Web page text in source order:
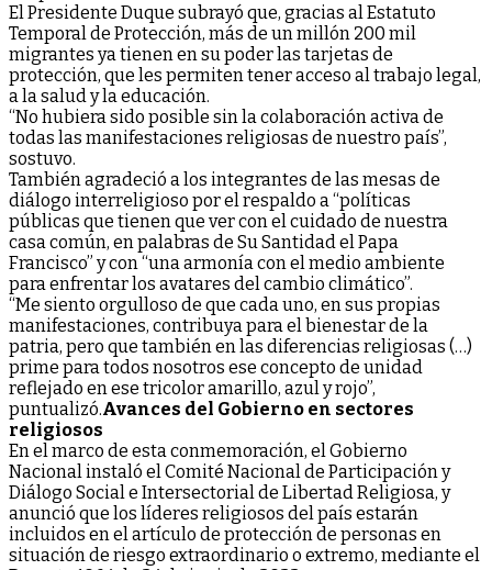
El Presidente Duque subrayó que, gracias al Estatuto
Temporal de Protección, más de un millón 200 mil
migrantes ya tienen en su poder las tarjetas de
protección, que les permiten tener acceso al trabajo legal,
a la salud y la educación.
“No hubiera sido posible sin la colaboración activa de
todas las manifestaciones religiosas de nuestro país”,
sostuvo.
También agradeció a los integrantes de las mesas de
diálogo interreligioso por el respaldo a “políticas
públicas que tienen que ver con el cuidado de nuestra
casa común, en palabras de Su Santidad el Papa
Francisco” y con “una armonía con el medio ambiente
para enfrentar los avatares del cambio climático”.
“Me siento orgulloso de que cada uno, en sus propias
manifestaciones, contribuya para el bienestar de la
patria, pero que también en las diferencias religiosas (…)
prime para todos nosotros ese concepto de unidad
reflejado en ese tricolor amarillo, azul y rojo”,
puntualizó.Avances del Gobierno en sectores
religiosos
En el marco de esta conmemoración, el Gobierno
Nacional instaló el Comité Nacional de Participación y
Diálogo Social e Intersectorial de Libertad Religiosa, y
anunció que los líderes religiosos del país estarán
incluidos en el artículo de protección de personas en
situación de riesgo extraordinario o extremo, mediante el